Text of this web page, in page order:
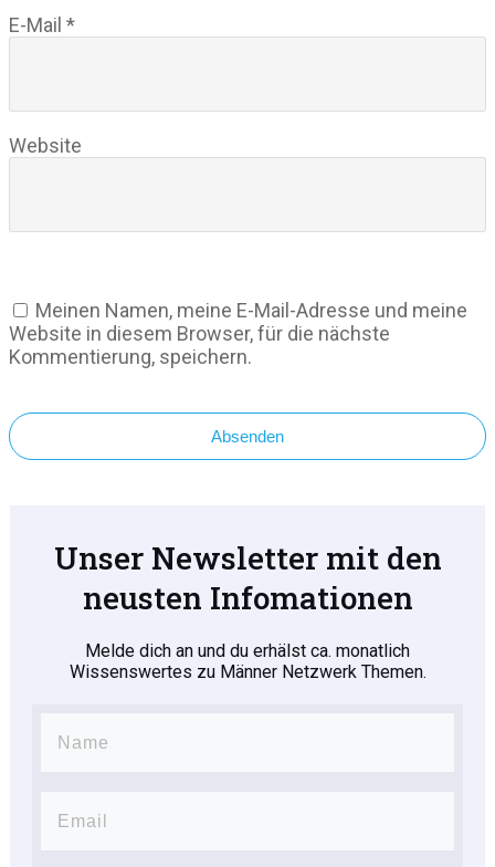
E-Mail *
Website
Meinen Namen, meine E-Mail-Adresse und meine
Website in diesem Browser, für die nächste
Kommentierung, speichern.
Absenden
Unser Newsletter mit den
neusten Infomationen
Melde dich an und du erhälst ca. monatlich
Wissenswertes zu Männer Netzwerk Themen.